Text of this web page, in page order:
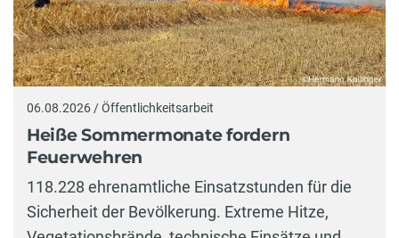
06.08.2026 / Öffentlichkeitsarbeit
Heiße Sommermonate fordern
Feuerwehren
118.228 ehrenamtliche Einsatzstunden für die
Sicherheit der Bevölkerung. Extreme Hitze,